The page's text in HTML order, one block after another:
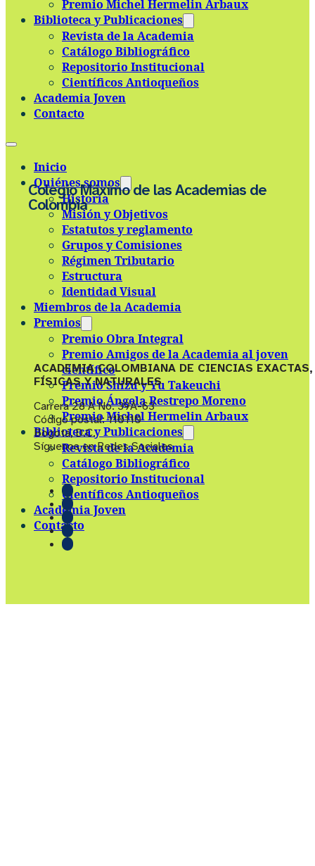
Skip to main contentSkip to footer
Premio Michel Hermelin Arbaux
Biblioteca y Publicaciones
Revista de la Academia
Catálogo Bibliográfico
Repositorio Institucional
Científicos Antioqueños
Academia Joven
Contacto
Inicio
Quiénes somos
Historia
Misión y Objetivos
Estatutos y reglamento
Grupos y Comisiones
Régimen Tributario
Estructura
Identidad Visual
Miembros de la Academia
Premios
Premio Obra Integral
Premio Amigos de la Academia al joven
científico
Premio Shizu y Yu Takeuchi
Premio Ángela Restrepo Moreno
Premio Michel Hermelin Arbaux
Biblioteca y Publicaciones
Revista de la Academia
Catálogo Bibliográfico
Repositorio Institucional
Científicos Antioqueños
Academia Joven
Contacto
Colegio Máximo de las Academias de
Colombia
ACADEMIA COLOMBIANA DE CIENCIAS EXACTAS,
FÍSICAS Y NATURALES
Carrera 28 A No. 39A-63
Código postal: 110110
Bogotá, D.C.
Síguenos en Redes Sociales